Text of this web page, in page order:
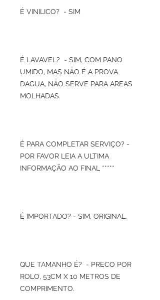
É VINILICO? - SIM
É LAVAVEL? - SIM, COM PANO
UMIDO, MAS NÃO É A PROVA
DAGUA, NÃO SERVE PARA AREAS
MOLHADAS.
É PARA COMPLETAR SERVIÇO? -
POR FAVOR LEIA A ULTIMA
INFORMAÇÃO AO FINAL *****
É IMPORTADO? - SIM, ORIGINAL.
QUE TAMANHO É? - PRECO POR
ROLO, 53CM X 10 METROS DE
COMPRIMENTO.